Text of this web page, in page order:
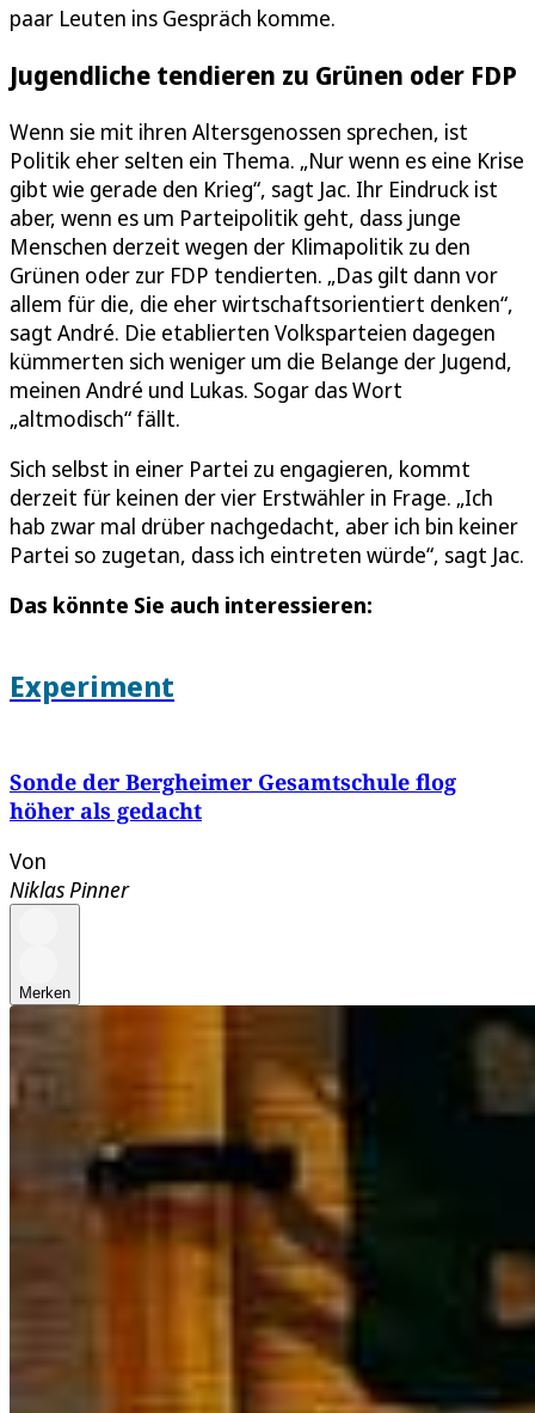
paar Leuten ins Gespräch komme.
Jugendliche tendieren zu Grünen oder FDP
Wenn sie mit ihren Altersgenossen sprechen, ist
Politik eher selten ein Thema. „Nur wenn es eine Krise
gibt wie gerade den Krieg“, sagt Jac. Ihr Eindruck ist
aber, wenn es um Parteipolitik geht, dass junge
Menschen derzeit wegen der Klimapolitik zu den
Grünen oder zur FDP tendierten. „Das gilt dann vor
allem für die, die eher wirtschaftsorientiert denken“,
sagt André. Die etablierten Volksparteien dagegen
kümmerten sich weniger um die Belange der Jugend,
meinen André und Lukas. Sogar das Wort
„altmodisch“ fällt.
Sich selbst in einer Partei zu engagieren, kommt
derzeit für keinen der vier Erstwähler in Frage. „Ich
hab zwar mal drüber nachgedacht, aber ich bin keiner
Partei so zugetan, dass ich eintreten würde“, sagt Jac.
Das könnte Sie auch interessieren:
Experiment
Sonde der Bergheimer Gesamtschule flog
höher als gedacht
Von
Niklas Pinner
Merken